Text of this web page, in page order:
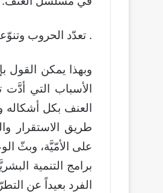
. تعدّد الحروب
وبهذا يمكن القول
الأسباب التي أدَّت
العنف بكل أشكاله
طريق الاستقرار
على الأمّيَّة، وبثّ
برامج التنمية
الفرد بعيداً عن